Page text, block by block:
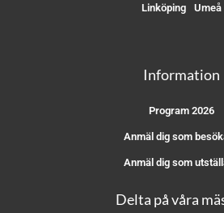
Linköping Umeå
Information
Program 2026
Anmäl dig som
Anmäl dig som
Delta på våra